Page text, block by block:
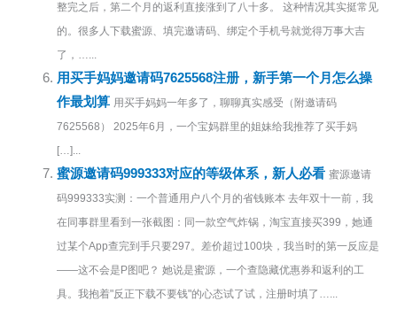
整完之后，第二个月的返利直接涨到了八十多。 这种情况其实挺常见
的。很多人下载蜜源、填完邀请码、绑定个手机号就觉得万事大吉
了，…...
用买手妈妈邀请码7625568注册，新手第一个月怎么操
作最划算 用买手妈妈一年多了，聊聊真实感受（附邀请码
7625568） 2025年6月，一个宝妈群里的姐妹给我推荐了买手妈
[…]...
蜜源邀请码999333对应的等级体系，新人必看 蜜源邀请
码999333实测：一个普通用户八个月的省钱账本 去年双十一前，我
在同事群里看到一张截图：同一款空气炸锅，淘宝直接买399，她通
过某个App查完到手只要297。差价超过100块，我当时的第一反应是
——这不会是P图吧？ 她说是蜜源，一个查隐藏优惠券和返利的工
具。我抱着"反正下载不要钱"的心态试了试，注册时填了…...